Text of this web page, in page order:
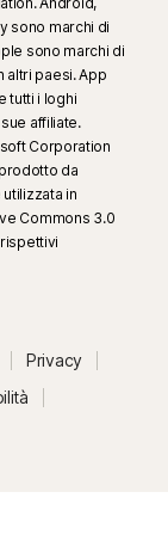
Il
Qualcomm o
IA (CPU a 6 core
di IA, con CPU
manuale.
artificiale
anteprima e sono
per i
dannosi
solo sui PC
non tutte le
sono marchi di
sono marchi di
altri paesi. App
tutti i loghi
affiliate.
Corporation
da
in
Commons 3.0
Privacy